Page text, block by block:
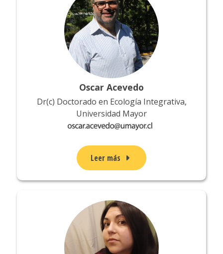
Oscar Acevedo
Dr(c) Doctorado en Ecología Integrativa,
Universidad Mayor
Leer más